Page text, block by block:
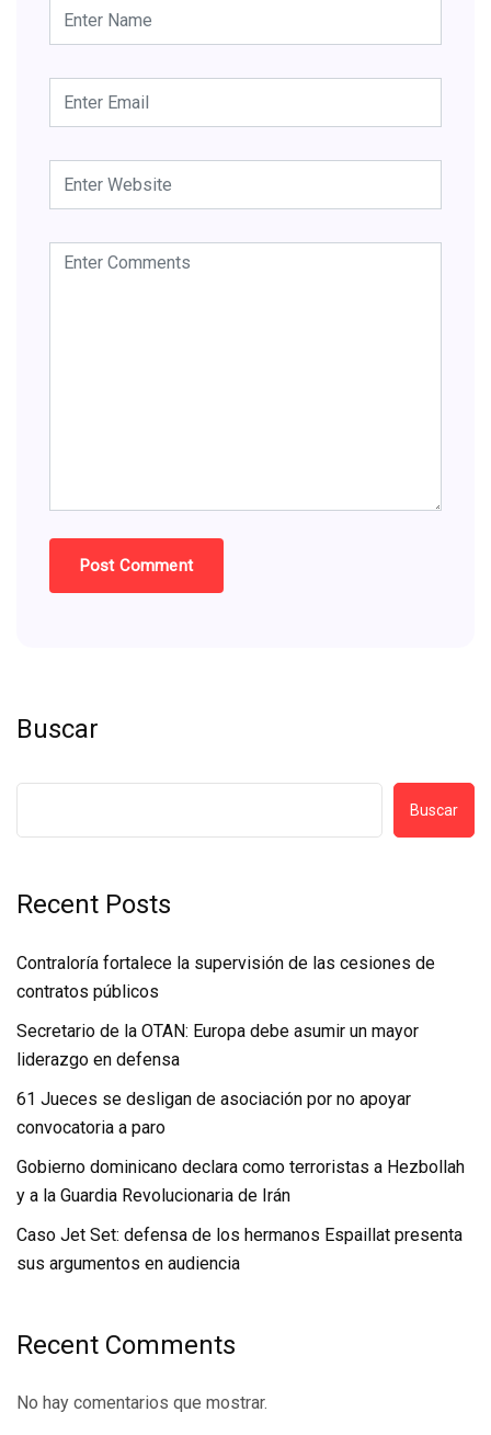
Buscar
Buscar
Recent Posts
Contraloría fortalece la supervisión de las cesiones de
contratos públicos
Secretario de la OTAN: Europa debe asumir un mayor
liderazgo en defensa
61 Jueces se desligan de asociación por no apoyar
convocatoria a paro
Gobierno dominicano declara como terroristas a Hezbollah
y a la Guardia Revolucionaria de Irán
Caso Jet Set: defensa de los hermanos Espaillat presenta
sus argumentos en audiencia
Recent Comments
No hay comentarios que mostrar.